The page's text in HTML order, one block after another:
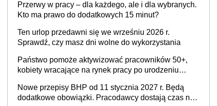
refundacji, ale bariery po stronie systemu i
świadomości pracodawców [WYWIAD]
Przerwy w pracy – dla każdego, ale i dla wybranych.
Kto ma prawo do dodatkowych 15 minut?
Ten urlop przedawni się we wrześniu 2026 r.
Sprawdź, czy masz dni wolne do wykorzystania
Państwo pomoże aktywizować pracowników 50+,
kobiety wracające na rynek pracy po urodzeniu
neuroatypowe. Powstanie Fundusz na rzecz
Inkluzywności w Zatrudnianiu?
Nowe przepisy BHP od 11 stycznia 2027 r. Będą
dodatkowe obowiązki. Pracodawcy dostają czas na